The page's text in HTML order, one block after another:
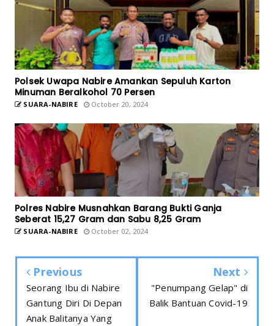
Polsek Uwapa Nabire Amankan Sepuluh Karton
Minuman Beralkohol 70 Persen
SUARA-NABIRE October 20, 2024
Polres Nabire Musnahkan Barang Bukti Ganja
Seberat 15,27 Gram dan Sabu 8,25 Gram
SUARA-NABIRE October 02, 2024
Previous
Seorang Ibu di Nabire
Gantung Diri Di Depan
Anak Balitanya Yang
Next
"Penumpang Gelap" di
Balik Bantuan Covid-19